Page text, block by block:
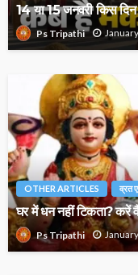
14 या 15 जनवरी किस दिन
Ps Tripathi
OTHER ARTICLES व्रत
घर में धन नहीं टिकता? करें
Ps Tripathi